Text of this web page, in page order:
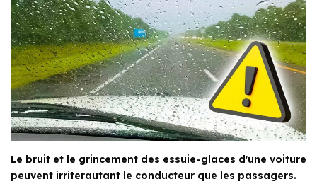
Le bruit et le grincement des essuie-glaces d'une voiture
peuvent irriterautant le conducteur que les passagers.